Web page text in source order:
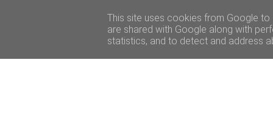
BEAUTÉ VOYAGE
This site uses cookies from Google
are shared with Google along with
statistics, and to detect and address